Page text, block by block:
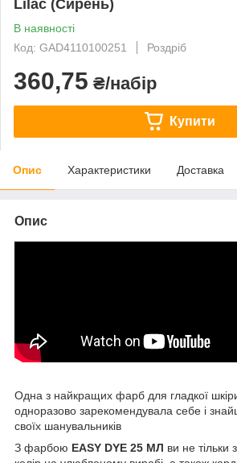
Lilac (Сирень)
В наявності
Код: GAD4110100251
Роздріб
360,75 ₴/набір
Купити
Опис Характеристики Доставка
Опис
Одна з найкращих фарб для гладкої
одноразово зарекомендувала себе і
своїх шанувальників
З фарбою EASY DYE 25 МЛ ви не тільки